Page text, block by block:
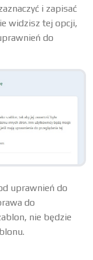
i zapisać
widzisz tej opcji,
do
uprawnień do
do
nie będzie